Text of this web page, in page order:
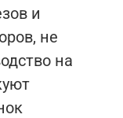
и
не
на